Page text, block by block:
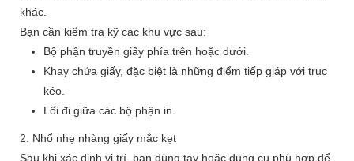
khác.
Bạn cần kiểm tra kỹ các khu vực sau:
Bộ phận truyền giấy phía trên hoặc dưới.
Khay chứa giấy, đặc biệt là những điểm tiếp giáp với trục
kéo.
Lối đi giữa các bộ phận in.
2. Nhổ nhẹ nhàng giấy mắc kẹt
Sau khi xác định vị trí, bạn dùng tay hoặc dụng cụ phù hợp để